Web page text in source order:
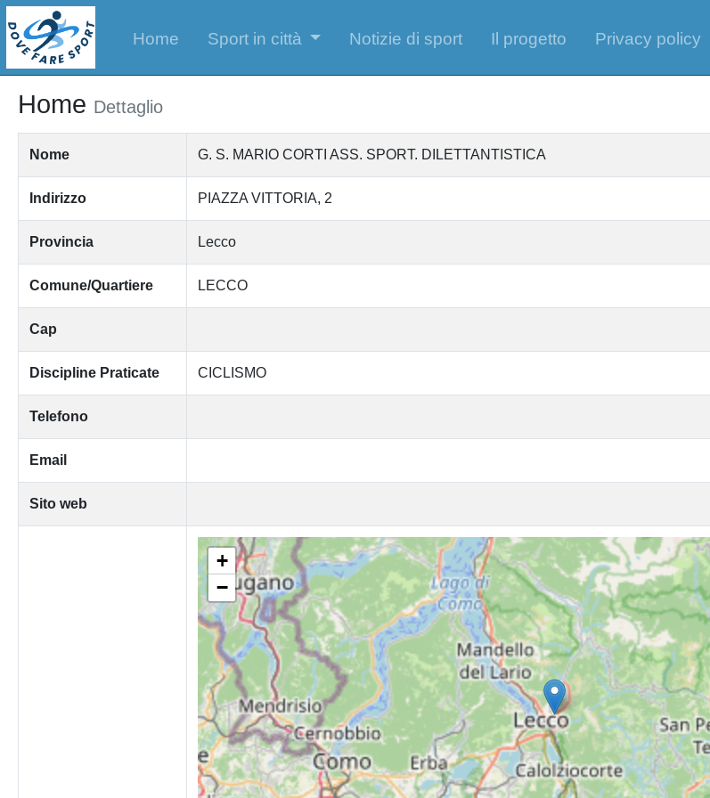
Home Sport in città Notizie di sport Il progetto Privacy policy
Home Dettaglio
Nome G. S. MARIO CORTI ASS. SPORT. DILETTANTISTICA
Indirizzo PIAZZA VITTORIA, 2
Provincia Lecco
Comune/Quartiere LECCO
Cap
Discipline Praticate CICLISMO
Telefono
Email
Sito web
+
−